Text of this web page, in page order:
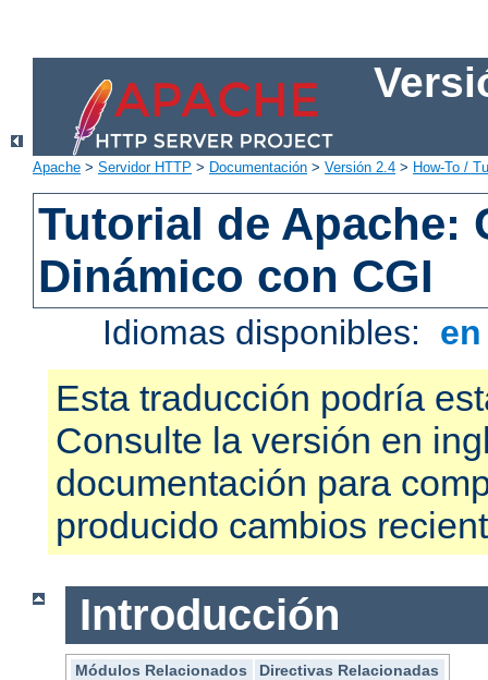
Apache > Servidor HTTP > Documentación > Versión 2.4 > How-To /
Tutorial de Apache:
Dinámico con CGI
Idiomas disponibles:
Esta traducción podría
Consulte la versión en
documentación para
producido cambios
Introducción
Módulos Relacionados
Directivas Relacionadas